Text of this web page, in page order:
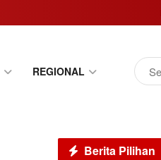
REGIONAL
Berita Pilihan